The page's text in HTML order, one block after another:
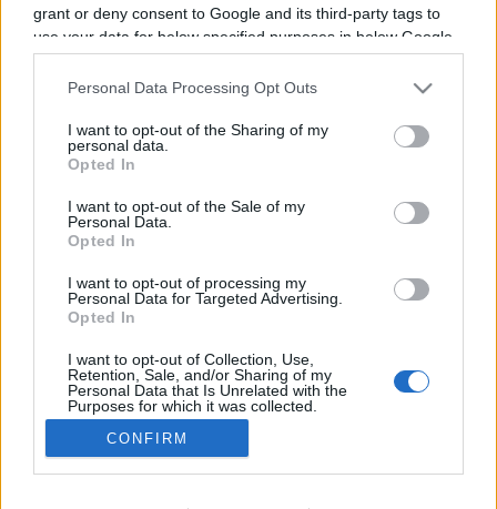
grant or deny consent to Google and its third-party tags to
use your data for below specified purposes in below Google
consent section.
Personal Data Processing Opt Outs
I want to opt-out of the Sharing of my
personal data.
Opted In
I want to opt-out of the Sale of my
Personal Data.
Opted In
I want to opt-out of processing my
Personal Data for Targeted Advertising.
Opted In
I want to opt-out of Collection, Use,
Retention, Sale, and/or Sharing of my
Personal Data that Is Unrelated with the
Purposes for which it was collected.
Opted Out
Google consents
CONFIRM
Il n'y a pas de diffusions de combats de
mettrons cette page à jour dès que ce sera le
Pour suivre l'
pas à vous rendre chez notre partenaire
RezoSport.com qui sélectionne l'actu boxe issue
classements, calendriers et résultats.
Nous contacter|